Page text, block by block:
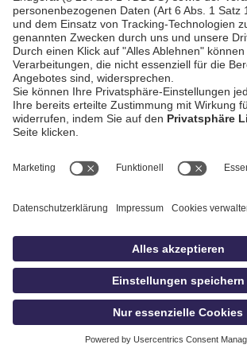
AGB / Gewinnspiele
Datenschutz
Impressum
idowa.de
Privatsphäre